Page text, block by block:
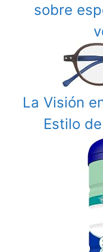
sobre
La Visión
Estilo